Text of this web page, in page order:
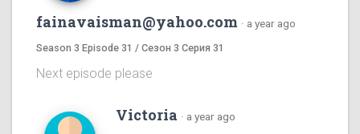
fainavaisman@yahoo.com · a year ago
Season 3 Episode 31 / Сезон 3 Серия 31
Next episode please
Victoria · a year ago